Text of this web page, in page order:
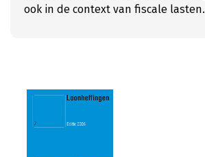
ook in de context van fiscale lasten.